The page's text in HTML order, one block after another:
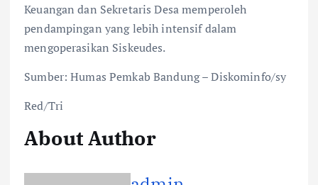
Keuangan dan Sekretaris Desa memperoleh
pendampingan yang lebih intensif dalam
mengoperasikan Siskeudes.
Sumber: Humas Pemkab Bandung – Diskominfo/sy
Red/Tri
About Author